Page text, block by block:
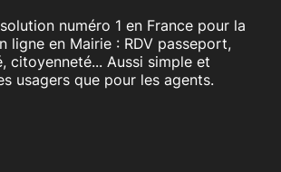
numéro 1 en France pour la
ligne en Mairie : RDV passeport,
citoyenneté... Aussi simple et
usagers que pour les agents.